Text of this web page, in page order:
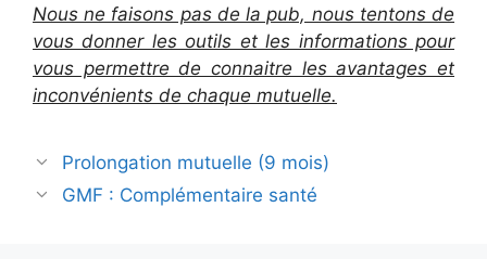
Nous ne faisons pas de la pub, nous tentons de
vous donner les outils et les informations pour
vous permettre de connaitre les avantages et
inconvénients de chaque mutuelle.
Navigation
Prolongation mutuelle (9 mois)
GMF : Complémentaire santé